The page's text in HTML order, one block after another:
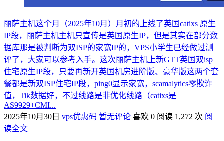
丽萨主机这个月（2025年10月）月初的上线了英国catixs 原生
IP段，丽萨主机主机只宣传是英国原生IP，但是其实在部分数
据库那是被判断为双ISP的家宽IP的，VPS小学生已经做过测
评了，大家可以参考入手。这次丽萨主机上新GTT英国双isp
住宅原生IP段，只要再新开英国机房进阶版、豪华版这两个套
餐都是新双ISP住宅IP段，ping0显示家宽，scamalytics零欺诈
值，Tik数据好，不过线路是非优化线路（catixs是
AS9929+CMI...
2025年10月30日 vps优惠码 暂无评论 喜欢 0 阅读 1,272 次 阅
读全文